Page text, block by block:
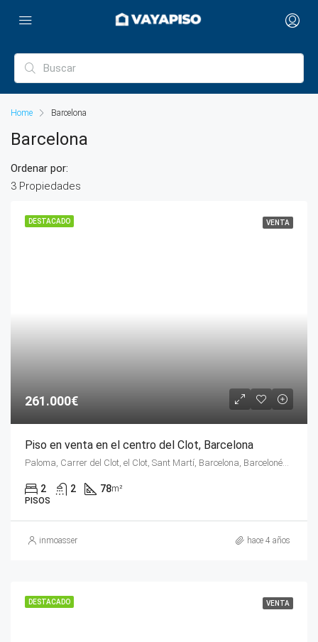
Home Barcelona
Barcelona
3 Propiedades
Ordenar por:
DESTACADO VENTA
261.000€
Piso en venta en el centro del Clot, Barcelona
2 2 78m²
PISOS
inmoasser hace 4 años
DESTACADO VENTA